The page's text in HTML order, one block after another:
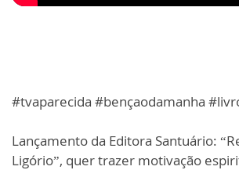
#tvaparecida #bençaodamanha
Lançamento da Editora Santuário:
Ligório”, quer trazer motivação